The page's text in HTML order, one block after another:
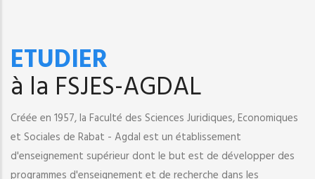
ETUDIER
à la FSJES-AGDAL
Créée en 1957, la Faculté des Sciences Juridiques, Economiques
et Sociales de Rabat - Agdal est un établissement
d'enseignement supérieur dont le but est de développer des